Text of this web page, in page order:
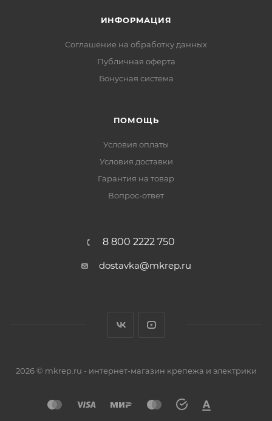
ИНФОРМАЦИЯ
Соглашение на обработку данных
Публичная оферта
Бонусная система
ПОМОЩЬ
Условия оплаты
Условия доставки
Гарантия на товар
Вопрос-ответ
8 800 2222 750
dostavka@mkrep.ru
2026 © mkrep.ru - интернет-магазин крепежа и электрики